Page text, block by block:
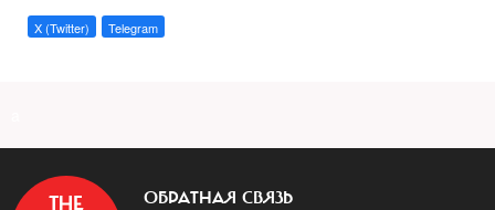
X (Twitter) Telegram
ОБРАТНАЯ СВЯЗЬ